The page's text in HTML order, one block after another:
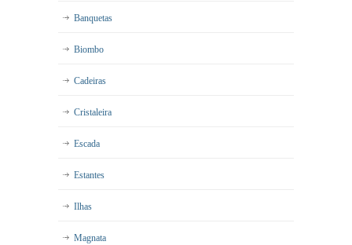
Banquetas
Biombo
Cadeiras
Cristaleira
Escada
Estantes
Ilhas
Magnata